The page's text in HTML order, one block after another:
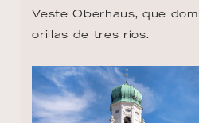
Veste Oberhaus, que
orillas de tres ríos.